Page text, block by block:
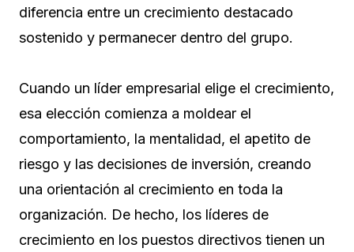
diferencia entre un crecimiento destacado
sostenido y permanecer dentro del grupo.
Cuando un líder empresarial elige el crecimiento,
esa elección comienza a moldear el
comportamiento, la mentalidad, el apetito de
riesgo y las decisiones de inversión, creando
una orientación al crecimiento en toda la
organización. De hecho, los líderes de
crecimiento en los puestos directivos tienen un